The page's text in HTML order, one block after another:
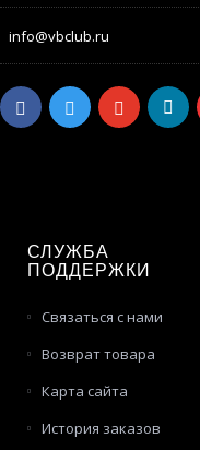
info@vbclub.ru
СЛУЖБА
ПОДДЕРЖКИ
Связаться с нами
Возврат товара
Карта сайта
История заказов